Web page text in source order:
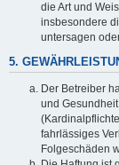
die Art und
insbesondere
untersagen
5.
Der Betreiber
und
fahrlässiges
Folgeschäden